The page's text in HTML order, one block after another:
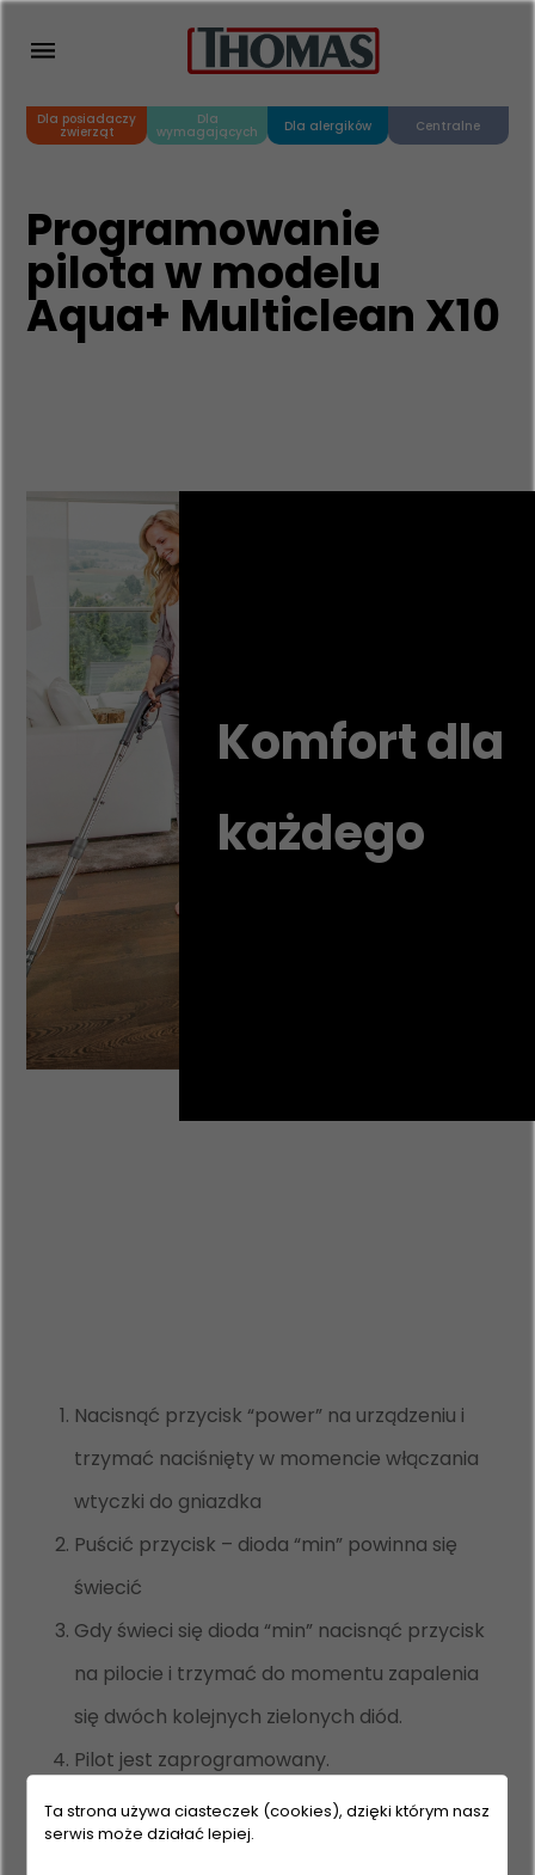
Dla posiadaczy
zwierząt
Dla
wymagających Dla alergików Centralne
Programowanie
pilota w modelu
Aqua+ Multiclean X10
Komfort dla
każdego
Nacisnąć przycisk “power” na urządzeniu i
trzymać naciśnięty w momencie włączania
wtyczki do gniazdka
Puścić przycisk – dioda “min” powinna się
świecić
Gdy świeci się dioda “min” nacisnąć przycisk
na pilocie i trzymać do momentu zapalenia
się dwóch kolejnych zielonych diód.
Pilot jest zaprogramowany.
Ta strona używa ciasteczek (cookies), dzięki którym nasz
serwis może działać lepiej.